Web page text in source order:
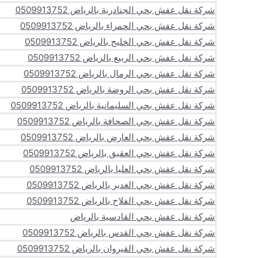
شركة نقل عفش بحي الجنادرية بالرياض 0509913752
شركة نقل عفش بحي الحمراء بالرياض 0509913752
شركة نقل عفش بحي الخليج بالرياض 0509913752
شركة نقل عفش بحي الربيع بالرياض 0509913752
شركة نقل عفش بحي الرمال بالرياض 0509913752
شركة نقل عفش بحي الروضة بالرياض 0509913752
شركة نقل عفش بحي السليمانية بالرياض 0509913752
شركة نقل عفش بحي الصحافة بالرياض 0509913752
شركة نقل عفش بحي العارض بالرياض 0509913752
شركة نقل عفش بحي العقيق بالرياض 0509913752
شركة نقل عفش بحي العليا بالرياض 0509913752
شركة نقل عفش بحي الغدير بالرياض 0509913752
شركة نقل عفش بحي الفلاح بالرياض 0509913752
شركة نقل عفش بحي القادسية بالرياض
شركة نقل عفش بحي القدس بالرياض 0509913752
شركة نقل عفش بحي القيروان بالرياض 0509913752